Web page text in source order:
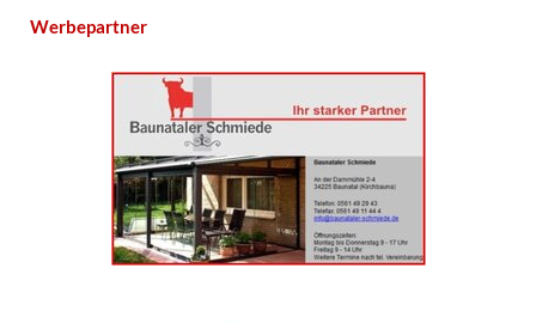
Werbepartner